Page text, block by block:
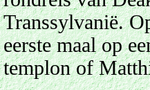
Transsylvanië.
eerste maal op
templon of